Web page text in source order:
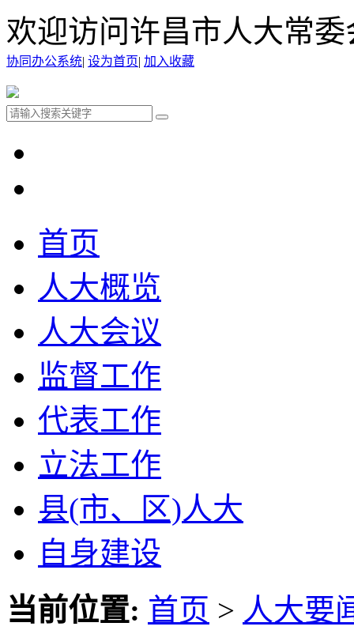
欢迎访问许昌市人大常
协同办公系统| 设为首页| 加入收藏
首页
人大概览
人大会议
监督工作
代表工作
立法工作
县(市、区)人大
自身建设
当前位置: 首页 > 人大要